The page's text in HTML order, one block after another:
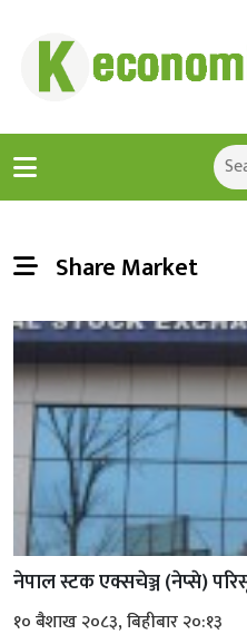
Share Market
नेपाल स्टक एक्सचेञ्ज (नेप्से)
१० बैशाख २०८३, बिहीबार २०:१३